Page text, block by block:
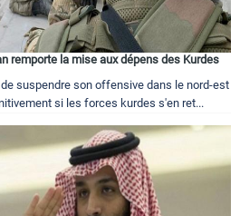
remporte la mise aux dépens des Kurdes
suspendre son offensive dans le nord-est
si les forces kurdes s'en ret...